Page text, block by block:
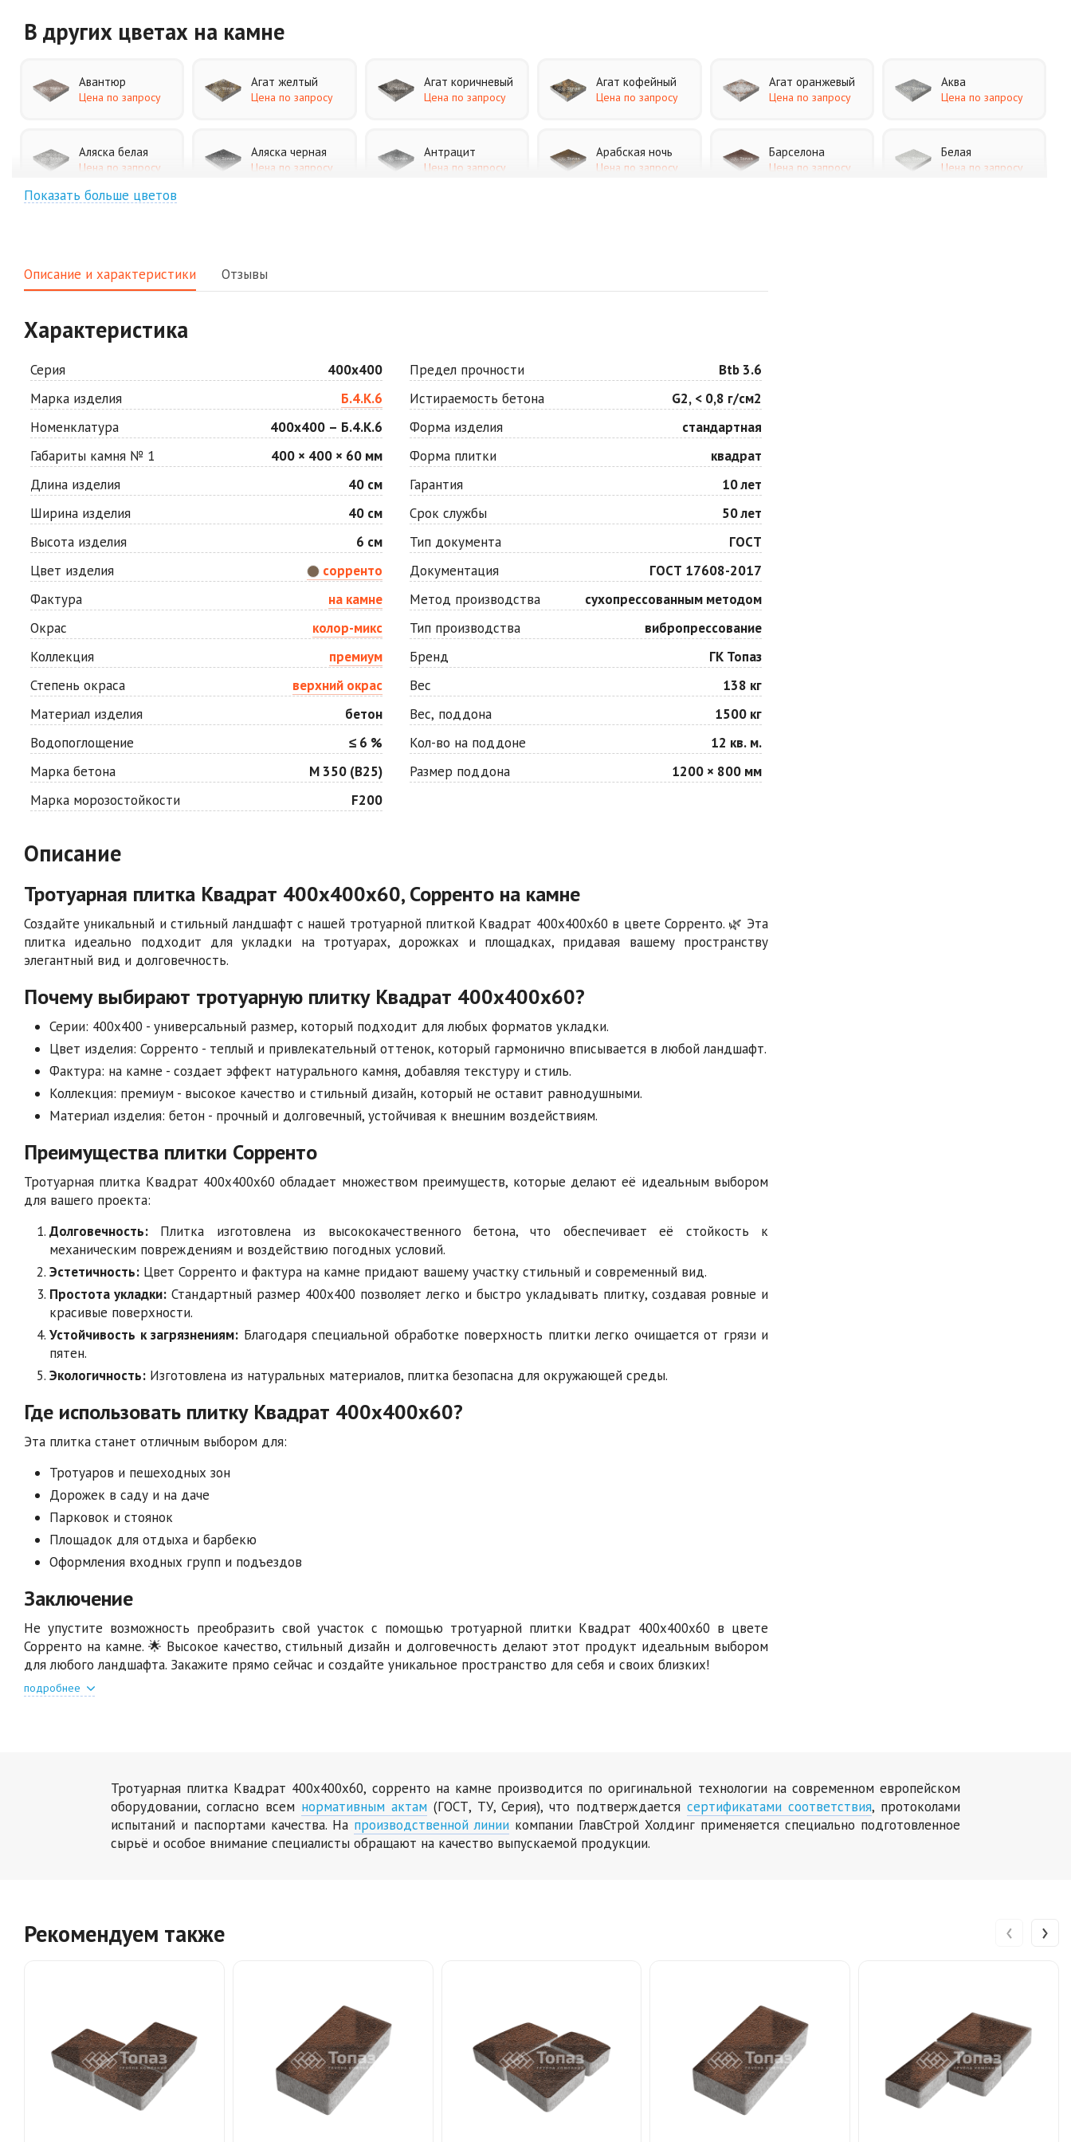
В других цветах на камне
Авантюр
Цена по запросу
Агат желтый
Цена по запросу
Агат коричневый
Цена по запросу
Агат кофейный
Цена по запросу
Агат оранжевый
Цена по запросу
Аква
Цена по запросу
Аляска белая
Цена по запросу
Аляска черная
Цена по запросу
Антрацит
Цена по запросу
Арабская ночь
Цена по запросу
Барселона
Цена по запросу
Белая
Цена по запросу
Клинкер Конго Коричневая Красная
Цена по запросу Цена по запросу Цена по запросу Цена по запросу
Сахара
Цена по запросу
Серая
Цена по запросу
Серо-белая
Цена по запросу Цена по запросу
Яшма
Показать больше цветов
Описание и характеристики Отзывы
Характеристика
Серия
400х400
Марка изделия
Б.4.К.6
Номенклатура
400х400 – Б.4.К.6
Габариты камня № 1
400 × 400 × 60 мм
Длина изделия
40 см
Ширина изделия
40 см
Высота изделия
6 см
Цвет изделия
сорренто
Фактура
на камне
Окрас
колор-микс
Коллекция
премиум
Степень окраса
верхний окрас
Материал изделия
бетон
Водопоглощение
≤ 6 %
Марка бетона
М 350 (В25)
Марка морозостойкости
F200
Предел прочности
Btb 3.6
Истираемость бетона
G2, < 0,8 г/см2
Форма изделия
стандартная
Форма плитки
квадрат
Гарантия
10 лет
Срок службы
50 лет
Тип документа
ГОСТ
Документация
ГОСТ 17608-2017
Метод производства
сухопрессованным методом
Тип производства
вибропрессование
Бренд
ГК Топаз
Вес
138 кг
Вес, поддона
1500 кг
Кол-во на поддоне
12 кв. м.
Размер поддона
1200 × 800 мм
Описание
Тротуарная плитка Квадрат 400х400х60, Сорренто на камне
Создайте уникальный и стильный ландшафт с нашей тротуарной плиткой Квадрат 400х400х60 в цвете Сорренто. 🌿 Эта
плитка идеально подходит для укладки на тротуарах, дорожках и площадках, придавая вашему пространству
элегантный вид и долговечность.
Почему выбирают тротуарную плитку Квадрат 400х400х60?
Серии: 400х400 - универсальный размер, который подходит для любых форматов укладки.
Цвет изделия: Сорренто - теплый и привлекательный оттенок, который гармонично вписывается в любой ландшафт.
Фактура: на камне - создает эффект натурального камня, добавляя текстуру и стиль.
Коллекция: премиум - высокое качество и стильный дизайн, который не оставит равнодушными.
Материал изделия: бетон - прочный и долговечный, устойчивая к внешним воздействиям.
Преимущества плитки Сорренто
Тротуарная плитка Квадрат 400х400х60 обладает множеством преимуществ, которые делают её идеальным выбором
для вашего проекта:
Долговечность: Плитка изготовлена из высококачественного бетона, что обеспечивает её стойкость к
механическим повреждениям и воздействию погодных условий.
Эстетичность: Цвет Сорренто и фактура на камне придают вашему участку стильный и современный вид.
Простота укладки: Стандартный размер 400х400 позволяет легко и быстро укладывать плитку, создавая ровные и
красивые поверхности.
Устойчивость к загрязнениям: Благодаря специальной обработке поверхность плитки легко очищается от грязи и
пятен.
Экологичность: Изготовлена из натуральных материалов, плитка безопасна для окружающей среды.
Где использовать плитку Квадрат 400х400х60?
Эта плитка станет отличным выбором для:
Тротуаров и пешеходных зон
Дорожек в саду и на даче
Парковок и стоянок
Площадок для отдыха и барбекю
Оформления входных групп и подъездов
Заключение
Не упустите возможность преобразить свой участок с помощью тротуарной плитки Квадрат 400х400х60 в цвете
Сорренто на камне. 🌟 Высокое качество, стильный дизайн и долговечность делают этот продукт идеальным выбором
для любого ландшафта. Закажите прямо сейчас и создайте уникальное пространство для себя и своих близких!
подробнее
Тротуарная плитка Квадрат 400х400х60, сорренто на камне производится по оригинальной технологии на современном европейском
оборудовании, согласно всем нормативным актам(ГОСТ, ТУ, Серия), что подтверждаетсясертификатами соответствия, протоколами
испытаний и паспортами качества. На производственной линии компании ГлавСтрой Холдинг применяется специально подготовленное
сырьё и особое внимание специалисты обращают на качество выпускаемой продукции.
Рекомендуем также ‹ ›